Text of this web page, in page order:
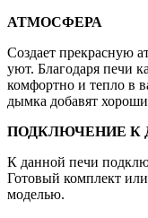
АТМОСФЕРА
Создает прекрасную
уют. Благодаря печи
комфортно и тепло в
дымка добавят
ПОДКЛЮЧЕНИЕ К
К данной печи
Готовый комплект
моделью.